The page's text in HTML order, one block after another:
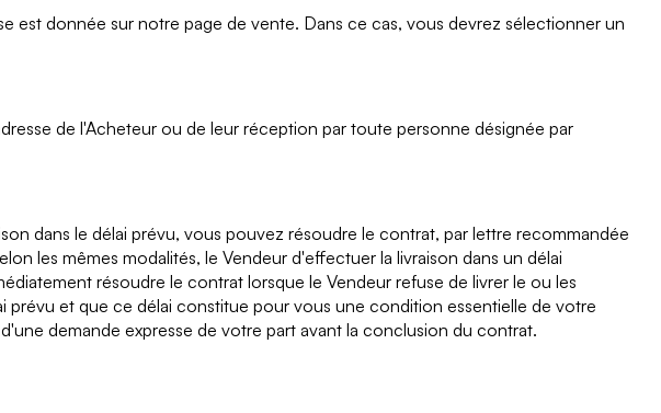
est donnée sur notre page de vente. Dans ce cas, vous devrez sélectionner un
de l'Acheteur ou de leur réception par toute personne désignée par
dans le délai prévu, vous pouvez résoudre le contrat, par lettre recommandée
les mêmes modalités, le Vendeur d'effectuer la livraison dans un délai
résoudre le contrat lorsque le Vendeur refuse de livrer le ou les
prévu et que ce délai constitue pour vous une condition essentielle de votre
demande expresse de votre part avant la conclusion du contrat.